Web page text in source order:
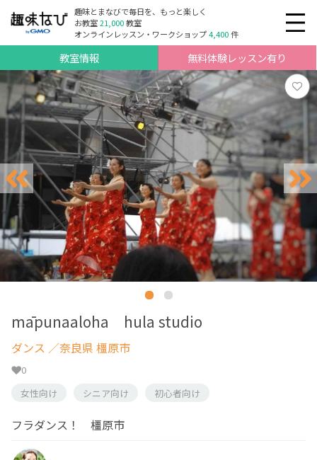
趣味とまなびで毎日を、もっと楽しく
お教室21,000教室
オンラインレッスン・ワークショップ4,400件
教室情報 無料体験レッスン有り
māpunaaloha hula studio
ダンス ／奈良県 橿原市
0
女性向け
シニア向け 初心者向け
フラダンス！ 橿原市